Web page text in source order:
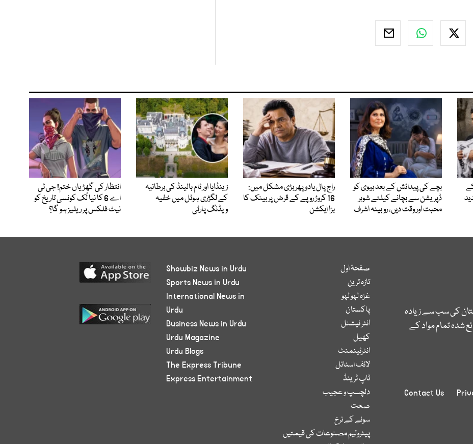
کے
بچے کی پیدائش کے بعد بیوی کو
ڈپریشن سے بچانے کیلئے شوہر
محبت اور وقت دیں، روبینہ اشرف
راج پال یادو پھر بڑی مشکل میں:
16 کروڑ روپے کے قرض پر بینک کا
بڑا ایکشن
زینڈایا اور ٹام ہالینڈ کی برطانیہ
کے لگژری ہوٹل میں خفیہ
ویڈنگ پارٹی
انتظار کی گھڑیاں ختم! جی ٹی
اے 6 کا نیا لُک کونسی تاریخ کو
نیٹ فلکس پر ریلیز ہو گا؟
کی سب سے زیادہ
شدہ تمام مواد کے
Contact Us
صفحۂ اول
تازہ ترین
غزہ لہو لہو
پاکستان
انٹر نیشنل
کھیل
انٹرٹینمنٹ
لائف اسٹائل
ٹاپ ٹرینڈ
دلچسپ و عجیب
صحت
سونے کے نرخ
پیٹرولیم مصنوعات کی قیمتیں
Showbiz News in Urdu
Sports News in Urdu
International News in
Urdu
Business News in Urdu
Urdu Magazine
Urdu Blogs
The Express Tribune
Express Entertainment